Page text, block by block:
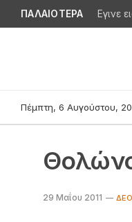
ΠΑΛΑΙΟΤΕΡΑ Εγινε
Πέμπτη, 6 Αυγούστου,
29 Μαΐου 2011